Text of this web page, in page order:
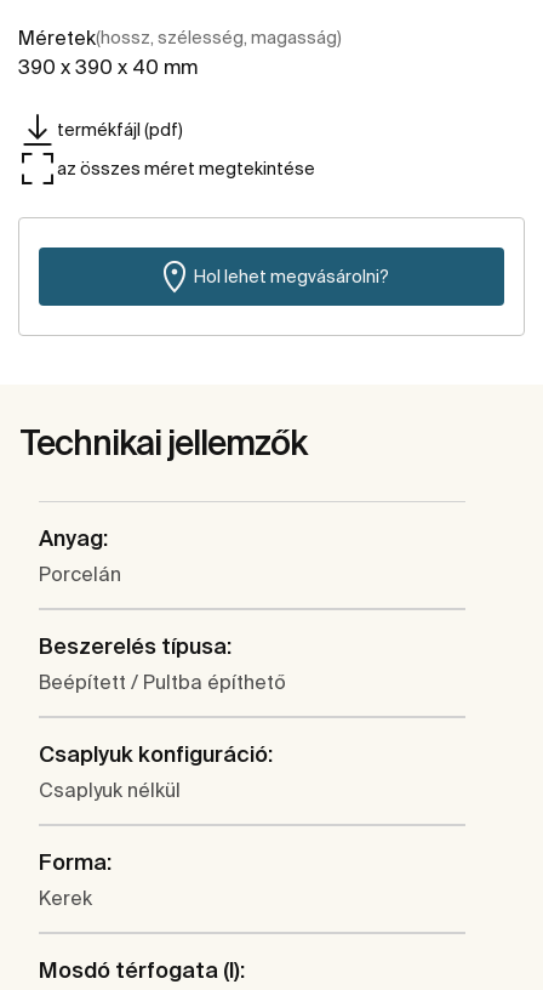
Méretek(hossz, szélesség, magasság)
390 x 390 x 40 mm
termékfájl (pdf)
az összes méret megtekintése
Hol lehet megvásárolni?
Technikai jellemzők
Anyag:
Porcelán
Beszerelés típusa:
Beépített / Pultba építhető
Csaplyuk konfiguráció:
Csaplyuk nélkül
Forma:
Kerek
Mosdó térfogata (l):